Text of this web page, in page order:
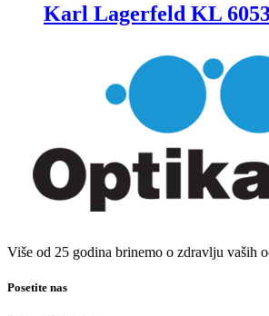
Karl Lagerfeld KL
Više od 25 godina brinemo o zdravlju vaših
Posetite nas